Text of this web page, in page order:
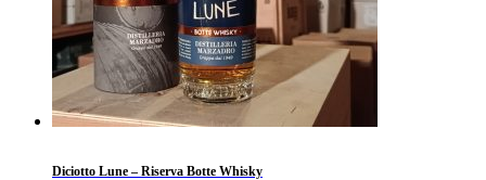
Diciotto Lune – Riserva Botte Whisky